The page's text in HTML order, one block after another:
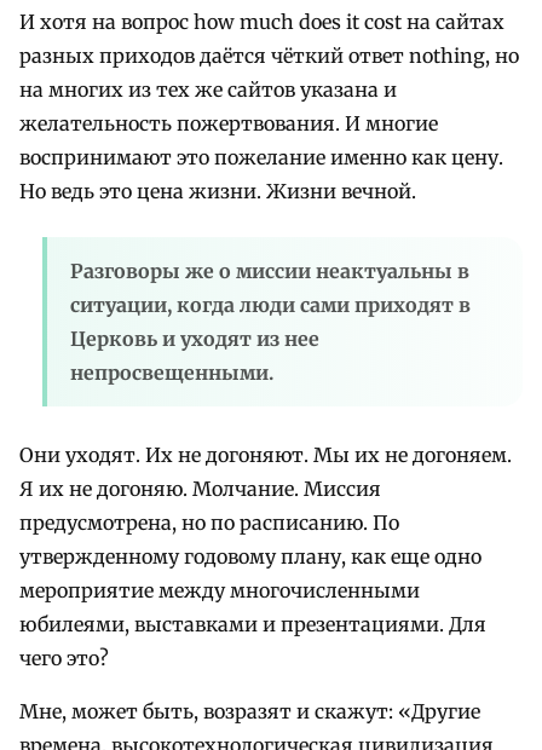
И хотя на вопрос how much does it cost на сайтах
разных приходов даётся чёткий ответ nothing, но
на многих из тех же сайтов указана и
желательность пожертвования. И многие
воспринимают это пожелание именно как цену.
Но ведь это цена жизни. Жизни вечной.
Разговоры же о миссии неактуальны в
ситуации, когда люди сами приходят в
Церковь и уходят из нее
непросвещенными.
Они уходят. Их не догоняют. Мы их не догоняем.
Я их не догоняю. Молчание. Миссия
предусмотрена, но по расписанию. По
утвержденному годовому плану, как еще одно
мероприятие между многочисленными
юбилеями, выставками и презентациями. Для
чего это?
Мне, может быть, возразят и скажут: «Другие